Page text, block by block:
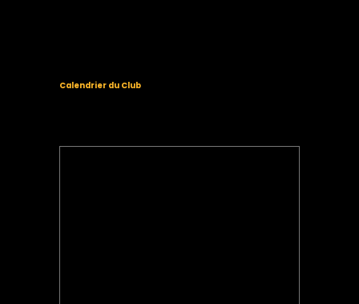
Calendrier du Club